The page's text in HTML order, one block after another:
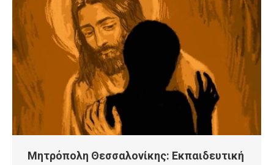
Μητρόπολη Θεσσαλονίκης: Εκπαιδευτική